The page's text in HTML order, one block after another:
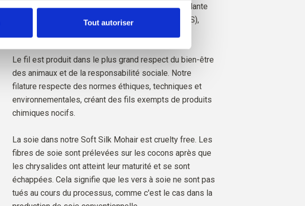
Tout autoriser
Tout notre mohair est certifié de manière indépendante
selon la norme Responsible Mohair Standard (RMS),
Le fil est produit dans le plus grand respect du bien-être
des animaux et de la responsabilité sociale. Notre
filature respecte des normes éthiques, techniques et
environnementales, créant des fils exempts de produits
chimiques nocifs.
La soie dans notre Soft Silk Mohair est cruelty free. Les
fibres de soie sont prélevées sur les cocons après que
les chrysalides ont atteint leur maturité et se sont
échappées. Cela signifie que les vers à soie ne sont pas
tués au cours du processus, comme c'est le cas dans la